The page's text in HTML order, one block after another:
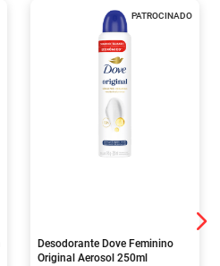
PATROCINADO
Desodorante Dove Feminino
Original Aerosol 250ml